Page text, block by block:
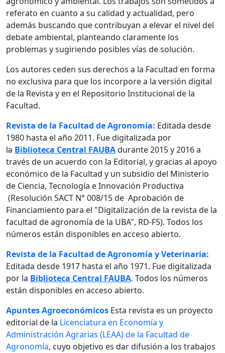
referato en cuanto a su calidad y actualidad, pero
además buscando que contribuyan a elevar el nivel del
debate ambiental, planteando claramente los
problemas y sugiriendo posibles vías de solución.
Los autores ceden sus derechos a la Facultad en forma
no exclusiva para que los incorpore a la versión digital
de la Revista y en el Repositorio Institucional de la
Facultad.
Revista de la Facultad de Agronomía: Editada desde
1980 hasta el año 2011. Fue digitalizada por
la Biblioteca Central FAUBAdurante 2015 y 2016 a
través de un acuerdo con la Editorial, y gracias al apoyo
económico de la Facultad y un subsidio del Ministerio
de Ciencia, Tecnología e Innovación Productiva
(Resolución SACT N° 008/15 de Aprobación de
Financiamiento para el "Digitalización de la revista de la
facultad de agronomía de la UBA", RD-F5). Todos los
números están disponibles en acceso abierto.
Revista de la Facultad de Agronomía y Veterinaria:
Editada desde 1917 hasta el año 1971. Fue digitalizada
por la Biblioteca Central FAUBA. Todos los números
están disponibles en acceso abierto.
Apuntes Agroeconómicos Esta revista es un proyecto
editorial de la Licenciatura en Economía y
Administración Agrarias (LEAA) de la Facultad de
Agronomía, cuyo objetivo es dar difusión a los trabajos